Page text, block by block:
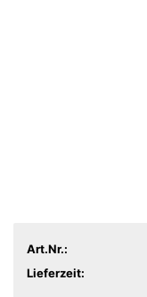
Art.Nr.:
Lieferzeit: